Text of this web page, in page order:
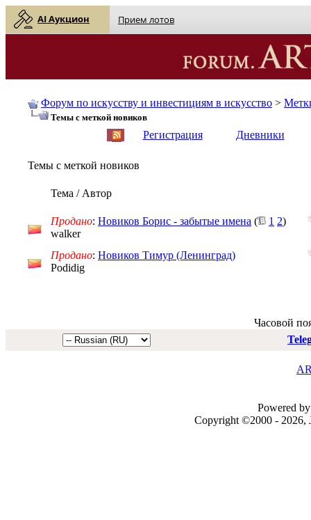
AI Аукцион Прием лотов
Форум по искусству и инвестициям в искусство >
Темы с меткой новиков
Регистрация Дневники
Темы с меткой новиков
Тема / Автор
Продано: Новиков Борис - забытые имена ( 1 2)
walker
Продано: Новиков Тимур (Ленинград)
Podidig
Часовой
Powered
Copyright ©2000 - 2026,